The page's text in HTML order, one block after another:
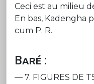
Ceci est au milieu
En bas, Kadengha
cum P. R.
Baré :
— 7. FIGURES DE